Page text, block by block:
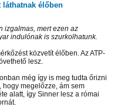
láthatnak élőben
izgalmas, mert ezen az
indulónak is szurkolhatunk.
közvetít élőben. Az ATP-
lesz.
még így is meg tudta őrizni
megelőzze, ám sem
alatt, így Sinner lesz a római